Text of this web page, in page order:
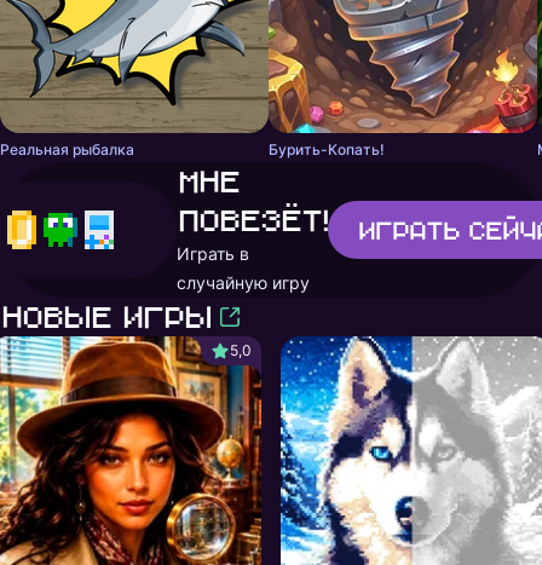
Реальная рыбалка Бурить-Копать!
Мне
повезёт!
Играть в
случайную игру
Играть
Новые игры
5,0